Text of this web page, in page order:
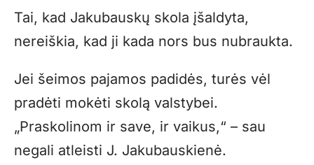
Tai, kad Jakubauskų skola įšaldyta,
nereiškia, kad ji kada nors bus nubraukta.
Jei šeimos pajamos padidės, turės vėl
pradėti mokėti skolą valstybei.
„Praskolinom ir save, ir vaikus,“ – sau
negali atleisti J. Jakubauskienė.